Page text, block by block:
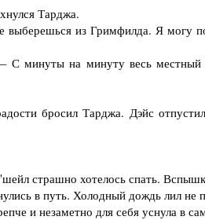
Тарджа.
из Гримфилда. Я могу
на минуту весь местный
бросил Тарджа. Дэйс
страшно хотелось спать.
в путь. Холодный дождь лил не
и незаметно для себя уснула в